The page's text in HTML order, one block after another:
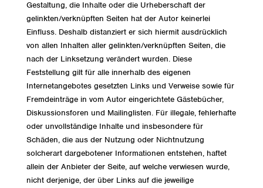
Gestaltung, die Inhalte oder die Urheberschaft der
gelinkten/verknüpften Seiten hat der Autor keinerlei
Einfluss. Deshalb distanziert er sich hiermit ausdrücklich
von allen Inhalten aller gelinkten/verknüpften Seiten, die
nach der Linksetzung verändert wurden. Diese
Feststellung gilt für alle innerhalb des eigenen
Internetangebotes gesetzten Links und Verweise sowie für
Fremdeinträge in vom Autor eingerichtete Gästebücher,
Diskussionsforen und Mailinglisten. Für illegale, fehlerhafte
oder unvollständige Inhalte und insbesondere für
Schäden, die aus der Nutzung oder Nichtnutzung
solcherart dargebotener Informationen entstehen, haftet
allein der Anbieter der Seite, auf welche verwiesen wurde,
nicht derjenige, der über Links auf die jeweilige